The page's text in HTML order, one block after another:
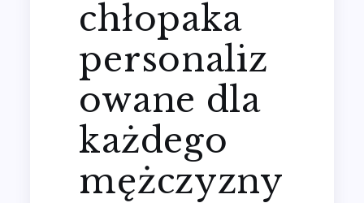
chłopaka
personaliz
owane dla
każdego
mężczyzny